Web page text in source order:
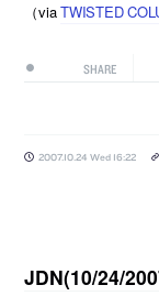
（viaTWISTED
SHARE
2007.10.24 Wed 16:22
JDN(10/24/